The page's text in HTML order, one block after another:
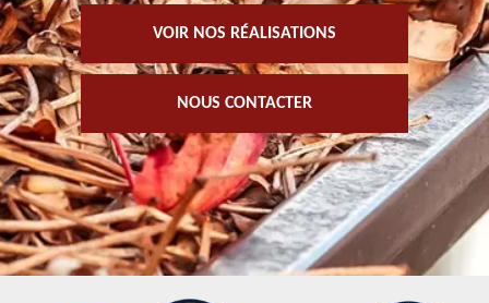
VOIR NOS RÉALISATIONS
NOUS CONTACTER